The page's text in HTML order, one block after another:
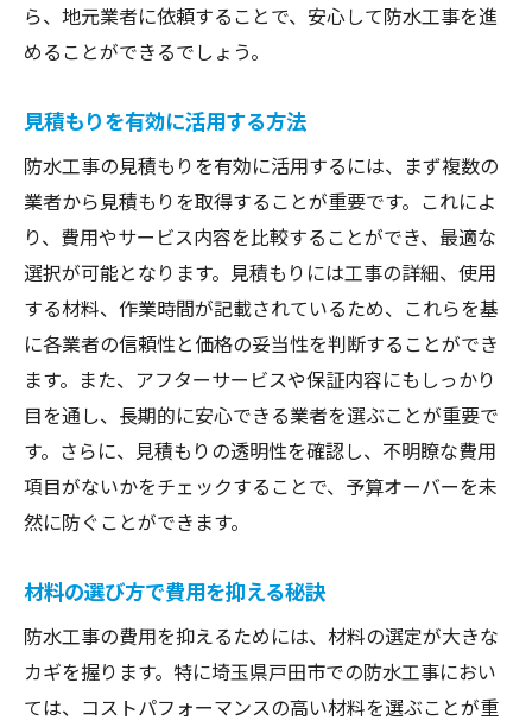
ら、地元業者に依頼することで、安心して防水工事を進
めることができるでしょう。
見積もりを有効に活用する方法
防水工事の見積もりを有効に活用するには、まず複数の
業者から見積もりを取得することが重要です。これによ
り、費用やサービス内容を比較することができ、最適な
選択が可能となります。見積もりには工事の詳細、使用
する材料、作業時間が記載されているため、これらを基
に各業者の信頼性と価格の妥当性を判断することができ
ます。また、アフターサービスや保証内容にもしっかり
目を通し、長期的に安心できる業者を選ぶことが重要で
す。さらに、見積もりの透明性を確認し、不明瞭な費用
項目がないかをチェックすることで、予算オーバーを未
然に防ぐことができます。
材料の選び方で費用を抑える秘訣
防水工事の費用を抑えるためには、材料の選定が大きな
カギを握ります。特に埼玉県戸田市での防水工事におい
ては、コストパフォーマンスの高い材料を選ぶことが重